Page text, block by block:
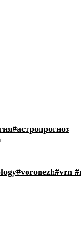
#астропрогноз
#voronezh#vrn